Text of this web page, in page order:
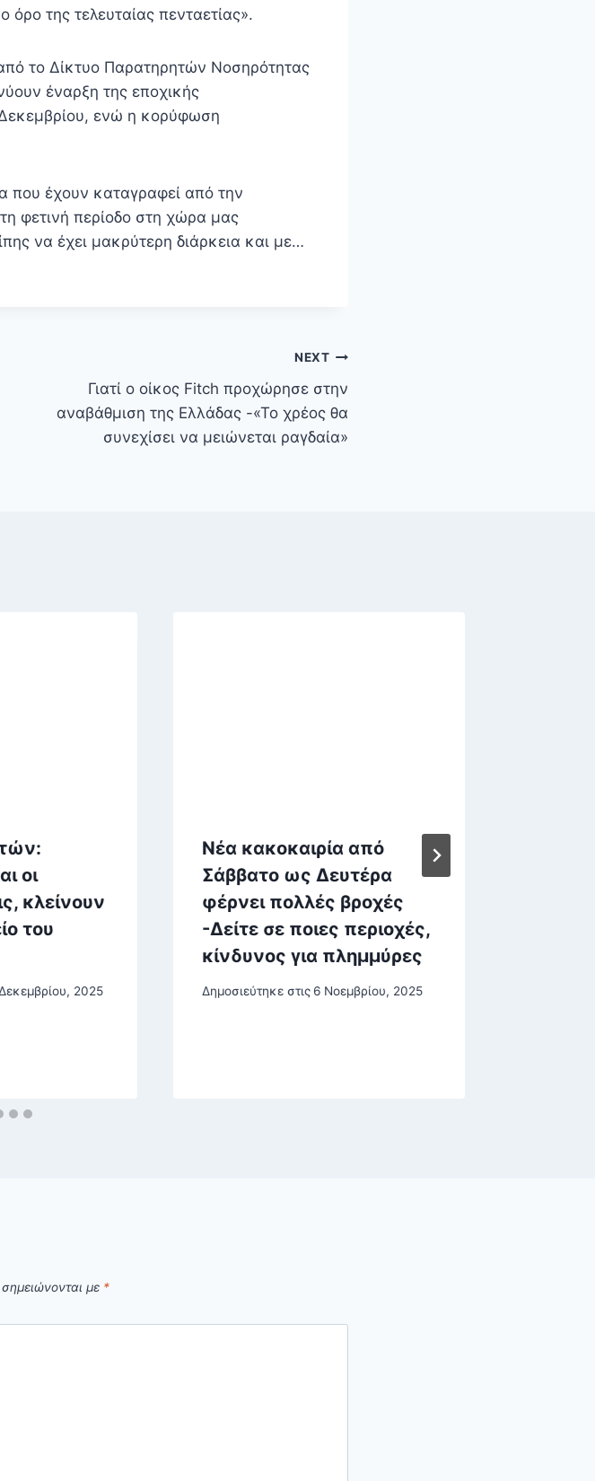
της τελευταίας πενταετίας».
το Δίκτυο Παρατηρητών Νοσηρότητας
έναρξη της εποχικής
ενώ η κορύφωση
που έχουν καταγραφεί από την
φετινή περίοδο στη χώρα μας
να έχει μακρύτερη διάρκεια και με…
NEXT
Γιατί ο οίκος Fitch προχώρησε στην
αναβάθμιση της Ελλάδας -«Το χρέος θα
συνεχίσει να μειώνεται ραγδαία»
οι
κλείνουν
του
2025
Νέα κακοκαιρία από
Σάββατο ως Δευτέρα
φέρνει πολλές βροχές
-Δείτε σε ποιες περιοχές,
κίνδυνος για πλημμύρες
Δημοσιεύτηκε στις 6 Νοεμβρίου, 2025
με *